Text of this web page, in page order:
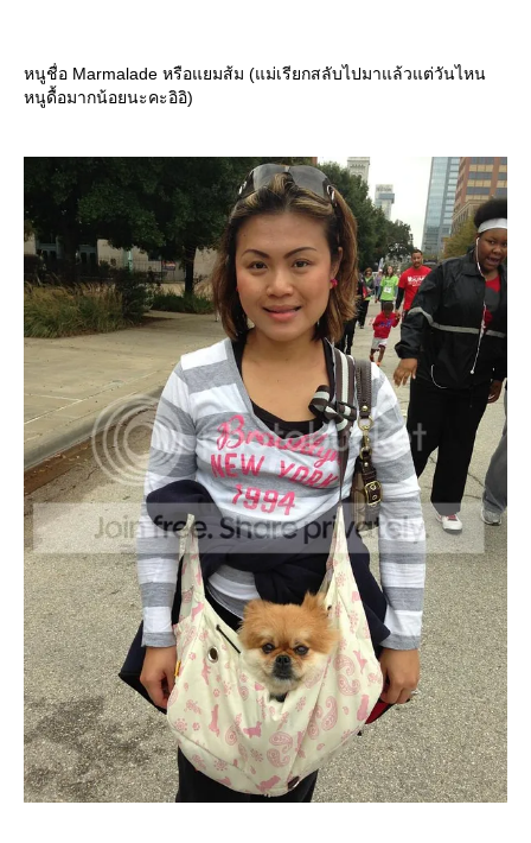
หนูชื่อ Marmalade หรือแยมส้ม (แม่เรียกสลับไปมาแล้วแต่วันไหน
หนูดื้อมากน้อยนะคะอิอิ)